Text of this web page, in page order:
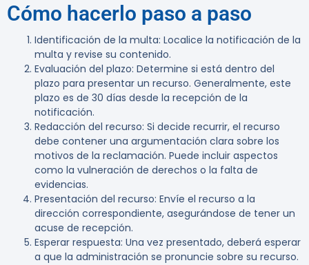
Cómo hacerlo paso a paso
Identificación de la multa: Localice la notificación de la
multa y revise su contenido.
Evaluación del plazo: Determine si está dentro del
plazo para presentar un recurso. Generalmente, este
plazo es de 30 días desde la recepción de la
notificación.
Redacción del recurso: Si decide recurrir, el recurso
debe contener una argumentación clara sobre los
motivos de la reclamación. Puede incluir aspectos
como la vulneración de derechos o la falta de
evidencias.
Presentación del recurso: Envíe el recurso a la
dirección correspondiente, asegurándose de tener un
acuse de recepción.
Esperar respuesta: Una vez presentado, deberá esperar
a que la administración se pronuncie sobre su recurso.